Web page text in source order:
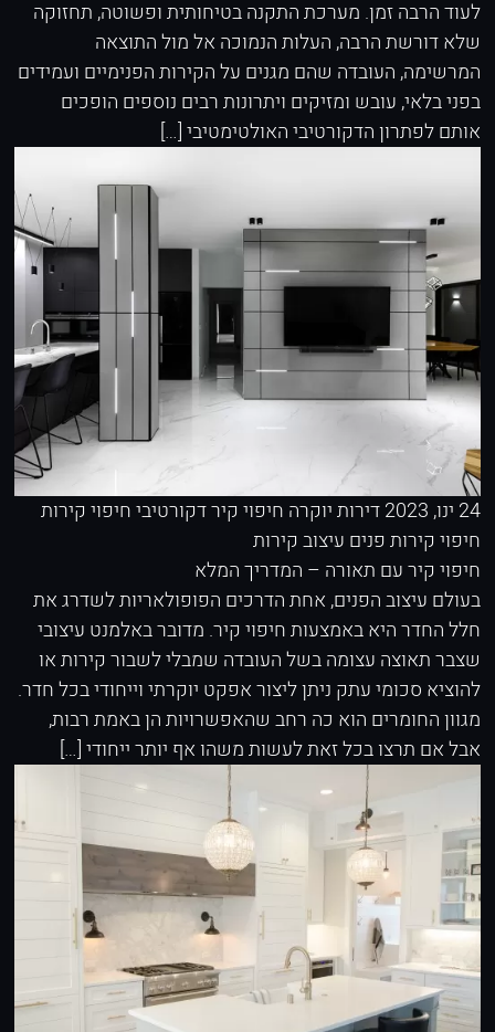
לעוד הרבה זמן. מערכת התקנה בטיחותית ופשוטה, תחזוקה
שלא דורשת הרבה, העלות הנמוכה אל מול התוצאה
המרשימה, העובדה שהם מגנים על הקירות הפנימיים ועמידים
בפני בלאי, עובש ומזיקים ויתרונות רבים נוספים הופכים
אותם לפתרון הדקורטיבי האולטימטיבי […]
24 ינו, 2023 דירות יוקרה חיפוי קיר דקורטיביחיפוי קירות
חיפוי קירות פנים עיצוב קירות
חיפוי קיר עם תאורה – המדריך המלא
בעולם עיצוב הפנים, אחת הדרכים הפופולאריות לשדרג את
חלל החדר היא באמצעות חיפוי קיר. מדובר באלמנט עיצובי
שצבר תאוצה עצומה בשל העובדה שמבלי לשבור קירות או
להוציא סכומי עתק ניתן ליצור אפקט יוקרתי וייחודי בכל חדר.
מגוון החומרים הוא כה רחב שהאפשרויות הן באמת רבות,
אבל אם תרצו בכל זאת לעשות משהו אף יותר ייחודי […]